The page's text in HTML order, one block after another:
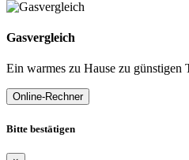
Gasvergleich
Ein warmes zu Hause zu günstigen
Online-Rechner
Bitte bestätigen